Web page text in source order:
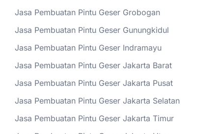
Jasa Pembuatan Pintu Geser Grobogan
Jasa Pembuatan Pintu Geser Gunungkidul
Jasa Pembuatan Pintu Geser Indramayu
Jasa Pembuatan Pintu Geser Jakarta Barat
Jasa Pembuatan Pintu Geser Jakarta Pusat
Jasa Pembuatan Pintu Geser Jakarta Selatan
Jasa Pembuatan Pintu Geser Jakarta Timur